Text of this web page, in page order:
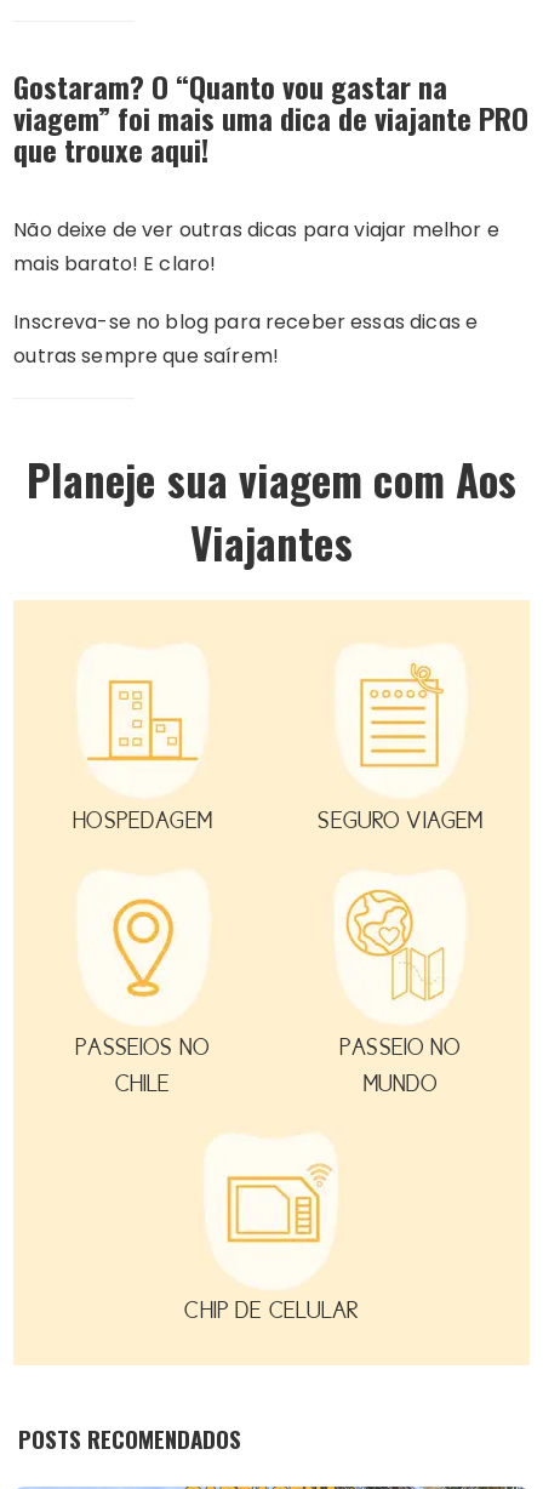
Gostaram? O “Quanto vou gastar na
viagem” foi mais uma dica de viajante PRO
que trouxe aqui!
Não deixe de ver outras dicas para viajar melhor e
mais barato! E claro!
Inscreva-se no blog para receber essas dicas e
outras sempre que saírem!
Planeje sua viagem com Aos
Viajantes
HOSPEDAGEM SEGURO VIAGEM
PASSEIOS NO
CHILE
PASSEIO NO
MUNDO
CHIP DE CELULAR
POSTS RECOMENDADOS